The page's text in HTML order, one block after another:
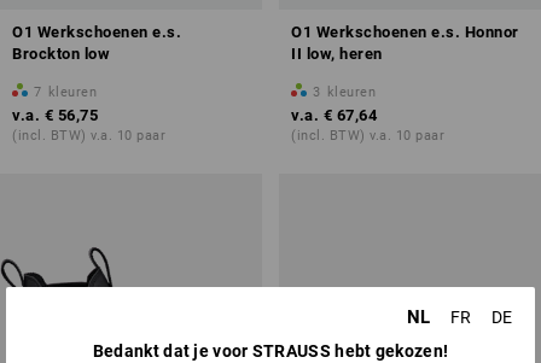
O1 Werkschoenen e.s.
Brockton low
7 kleuren
v.a. € 56,75
(incl. BTW) v.a. 10 paar
O1 Werkschoenen e.s. Honnor
II low, heren
3 kleuren
v.a. € 67,64
(incl. BTW) v.a. 10 paar
NL FR
DE
Bedankt dat je voor STRAUSS hebt gekozen!